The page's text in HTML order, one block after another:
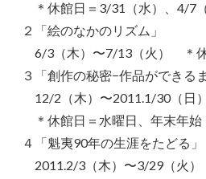
＊休館日＝3/31（水）、4/7
２「絵のなかのリズム」
6/3（木）〜7/13（火） ＊
３「創作の秘密−作品ができる
12/2（木）〜2011.1/30（日）
＊休館日＝水曜日、年末年始
４「魁夷90年の生涯をたどる」
2011.2/3（木）〜3/29（火